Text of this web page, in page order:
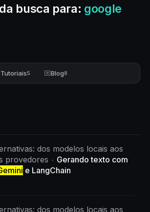
busca para: google
Tutoriais5 Blog8
dos modelos locais aos
provedores
Gerando texto com
e LangChain
dos modelos locais aos